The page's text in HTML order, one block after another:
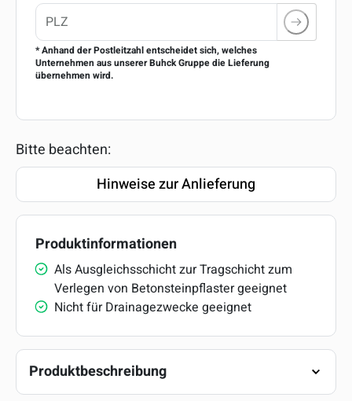
* Anhand der Postleitzahl entscheidet sich, welches
Unternehmen aus unserer Buhck Gruppe die Lieferung
übernehmen wird.
Bitte beachten:
Hinweise zur Anlieferung
Produktinformationen
Als Ausgleichsschicht zur Tragschicht zum
Verlegen von Betonsteinpflaster geeignet
Nicht für Drainagezwecke geeignet
Produktbeschreibung